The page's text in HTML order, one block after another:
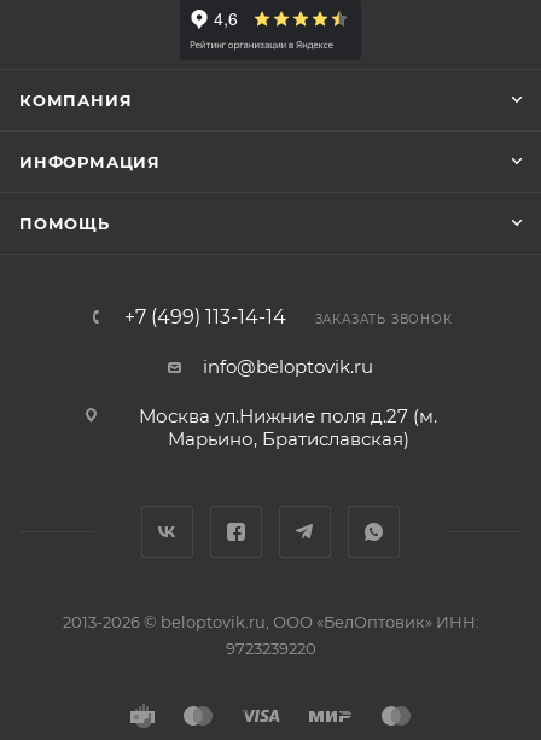
КОМПАНИЯ
ИНФОРМАЦИЯ
ПОМОЩЬ
+7 (499) 113-14-14 ЗАКАЗАТЬ ЗВОНОК
info@beloptovik.ru
Москва ул.Нижние поля д.27 (м.
Марьино, Братиславская)
2013-2026 © beloptovik.ru, ООО «БелОптовик» ИНН:
9723239220